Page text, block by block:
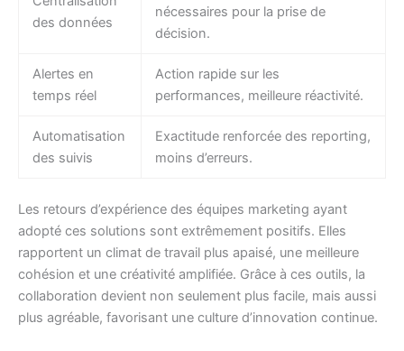
des données
nécessaires pour la prise de
décision.
Alertes en
temps réel
Action rapide sur les
performances, meilleure réactivité.
Automatisation
des suivis
Exactitude renforcée des reporting,
moins d’erreurs.
Les retours d’expérience des équipes marketing ayant
adopté ces solutions sont extrêmement positifs. Elles
rapportent un climat de travail plus apaisé, une meilleure
cohésion et une créativité amplifiée. Grâce à ces outils, la
collaboration devient non seulement plus facile, mais aussi
plus agréable, favorisant une culture d’innovation continue.